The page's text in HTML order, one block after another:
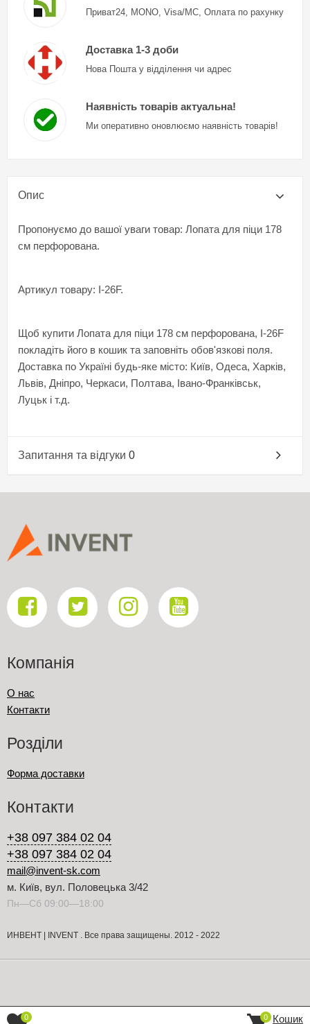
Приват24, MONO, Visa/MC, Оплата по рахунку
Доставка 1-3 доби
Нова Пошта у відділення чи адрес
Наявність товарів актуальна!
Ми оперативно оновлюємо наявність товарів!
Опис
Пропонуємо до вашої уваги товар: Лопата для піци 178
см перфорована.
Артикул товару: I-26F.
Щоб купити Лопата для піци 178 см перфорована, I-26F
покладіть його в кошик та заповніть обов'язкові поля.
Доставка по Україні будь-яке місто: Київ, Одеса, Харків,
Львів, Дніпро, Черкаси, Полтава, Івано-Франківськ,
Луцьк і т.д.
Запитання та відгуки 0
Компанія
О нас
Контакти
Розділи
Форма доставки
Контакти
+38 097 384 02 04
+38 097 384 02 04
mail@invent-sk.com
м. Київ, вул. Половецька 3/42
Пн—Сб 09:00—18:00
ИНВЕНТ | INVENT . Все права защищены. 2012 - 2022
0 0
Кошик